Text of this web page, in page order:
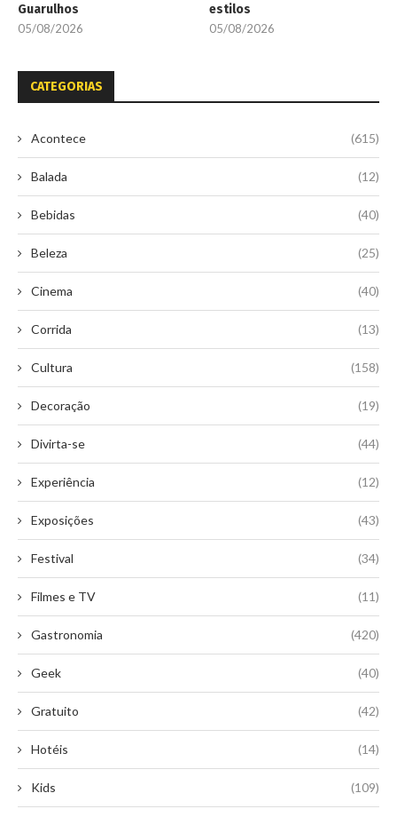
Guarulhos
05/08/2026
estilos
05/08/2026
CATEGORIAS
Acontece (615)
Balada (12)
Bebidas (40)
Beleza (25)
Cinema (40)
Corrida (13)
Cultura (158)
Decoração (19)
Divirta-se (44)
Experiência (12)
Exposições (43)
Festival (34)
Filmes e TV (11)
Gastronomia (420)
Geek (40)
Gratuito (42)
Hotéis (14)
Kids (109)